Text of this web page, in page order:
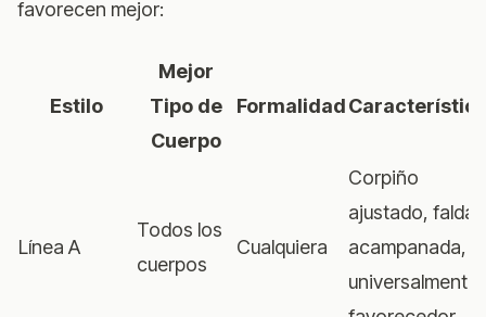
favorecen mejor:
Estilo
Mejor
Tipo de
Cuerpo
Formalidad
Línea A
Todos los
cuerpos
Cualquiera
Corpiño
ajustado, falda
acampanada,
universalmente